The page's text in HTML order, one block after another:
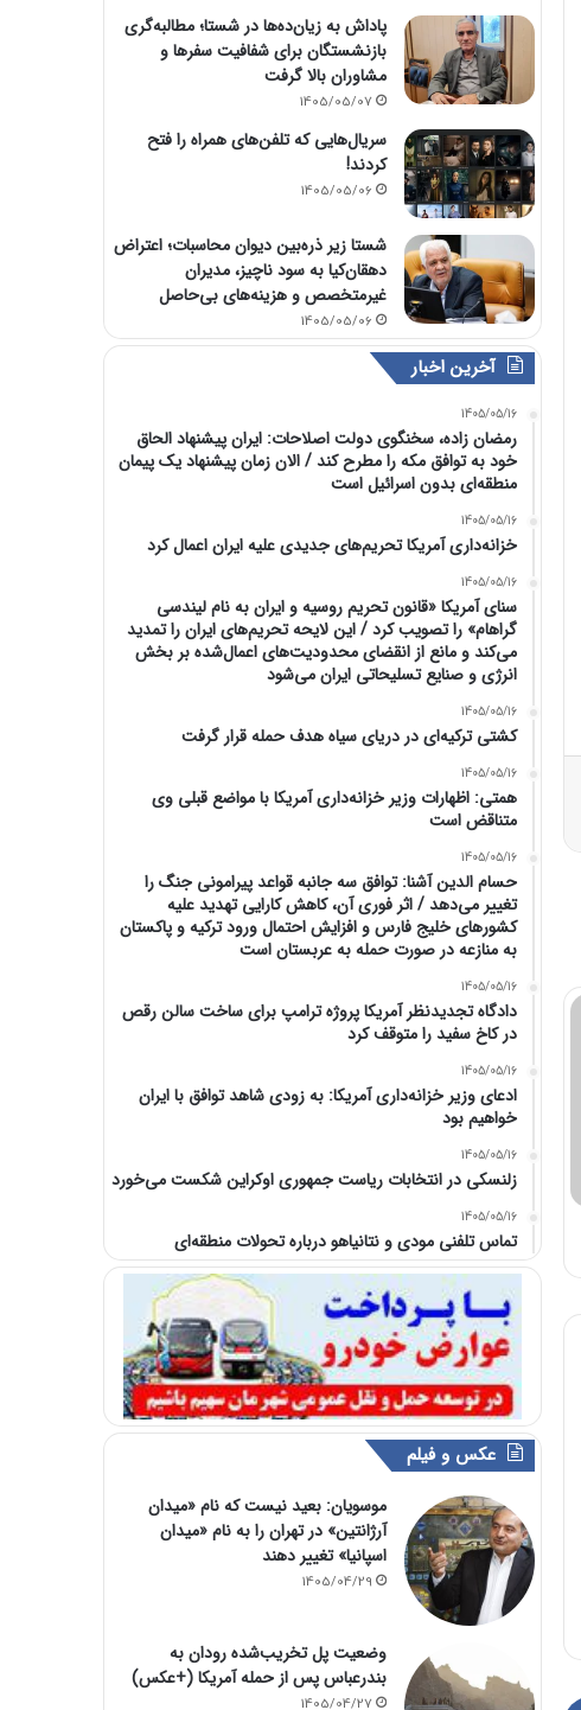
پاداش به زیان‌ده‌ها در شستا؛ مطالبه‌گری
بازنشستگان برای شفافیت سفرها و
مشاوران بالا گرفت
1405/05/07
سریال‌هایی که تلفن‌های همراه را فتح
کردند!
1405/05/06
شستا زیر ذره‌بین دیوان محاسبات؛ اعتراض
دهقان‌کیا به سود ناچیز، مدیران
غیرمتخصص و هزینه‌های بی‌حاصل
1405/05/06
آخرین اخبار
1405/05/16
رمضان زاده، سخنگوی دولت اصلاحات: ایران پیشنهاد الحاق
خود به توافق مکه را مطرح کند / الان زمان پیشنهاد یک پیمان
منطقه‌ای بدون اسرائیل است
1405/05/16
خزانه‌داری آمریکا تحریم‌های جدیدی علیه ایران اعمال کرد
1405/05/16
سنای آمریکا «قانون تحریم روسیه و ایران به نام لیندسی
گراهام» را تصویب کرد / این لایحه تحریم‌های ایران را تمدید
می‌کند و مانع از انقضای محدودیت‌های اعمال‌شده بر بخش
انرژی و صنایع تسلیحاتی ایران می‌شود
1405/05/16
کشتی ترکیه‌ای در دریای سیاه هدف حمله قرار گرفت
1405/05/16
همتی: اظهارات وزیر خزانه‌داری آمریکا با مواضع قبلی وی
متناقض است
1405/05/16
حسام الدین آشنا: توافق سه جانبه قواعد پیرامونی جنگ را
تغییر می‌دهد / اثر فوری آن، کاهش کارایی تهدید علیه
کشور‌های خلیج فارس و افزایش احتمال ورود ترکیه و پاکستان
به منازعه در صورت حمله به عربستان است
1405/05/16
دادگاه تجدیدنظر آمریکا پروژه ترامپ برای ساخت سالن رقص
در کاخ سفید را متوقف کرد
1405/05/16
ادعای وزیر خزانه‌داری آمریکا: به زودی شاهد توافق با ایران
خواهیم بود
1405/05/16
زلنسکی در انتخابات ریاست جمهوری اوکراین شکست می‌خورد
1405/05/16
تماس تلفنی مودی و نتانیاهو درباره تحولات منطقه‌ای
عکس و فیلم
موسویان: بعید نیست که نام «میدان
آرژانتین» در تهران را به نام «میدان
اسپانیا» تغییر دهند
1405/04/29
وضعیت پل تخریب‌شده رودان به
بندرعباس پس از حمله آمریکا (+عکس)
1405/04/27